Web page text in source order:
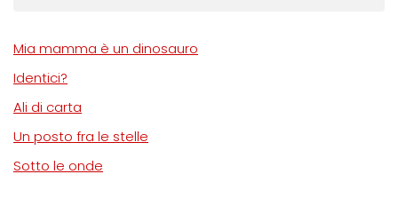
Mia mamma è un dinosauro
Identici?
Ali di carta
Un posto fra le stelle
Sotto le onde